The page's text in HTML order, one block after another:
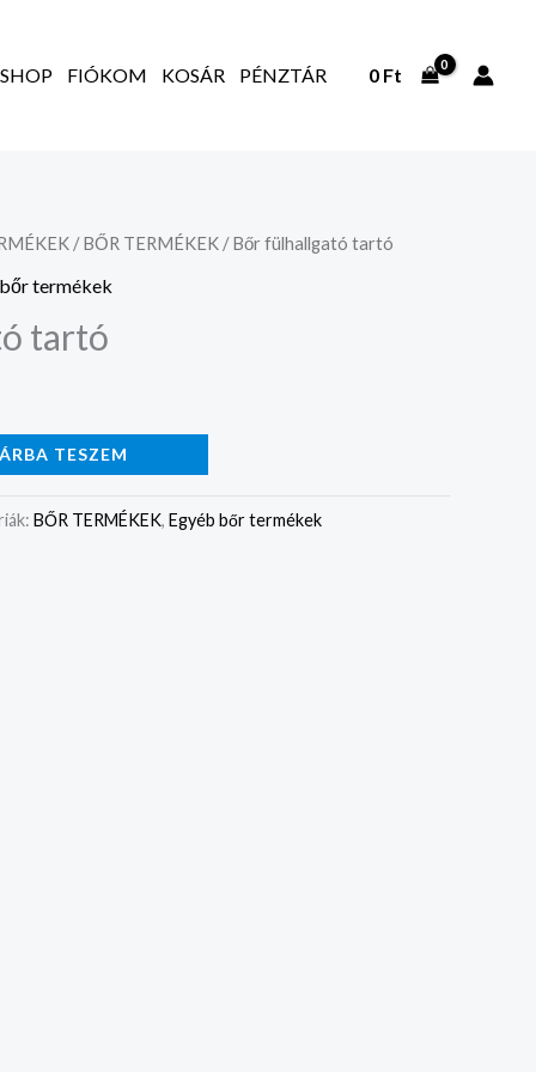
FIÓKOM KOSÁR PÉNZTÁR 0 Ft
/BŐR TERMÉKEK / Bőr fülhallgató tartó
termékek
tartó
TESZEM
BŐR TERMÉKEK, Egyéb bőr termékek